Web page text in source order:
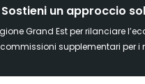
Sostieni un approccio
Grand Est per rilanciare
supplementari per i